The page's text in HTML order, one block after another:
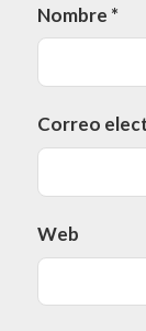
Nombre *
Correo
Web